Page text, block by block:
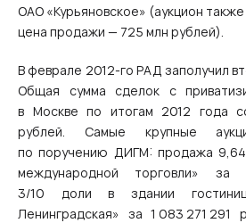
ОАО «Курьяновское» (аукцион
цена продажи — 725 млн рублей).
В феврале 2012‑го РАД заполучил
Общая сумма сделок с
в Москве по итогам 2012 года
рублей. Самые крупные
по поручению ДИГМ: продажа
международной торговли» за
3/10 доли в здании
Ленинградская» за 1 083 271